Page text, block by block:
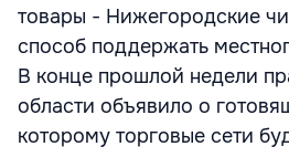
товары - Нижегородские
способ поддержать
В конце прошлой недели
области объявило о
которому торговые сети